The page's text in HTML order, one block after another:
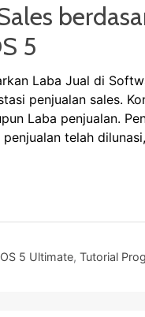
5
Laba Jual di
penjualan sales.
Laba penjualan.
telah
5 Ultimate,Tutorial